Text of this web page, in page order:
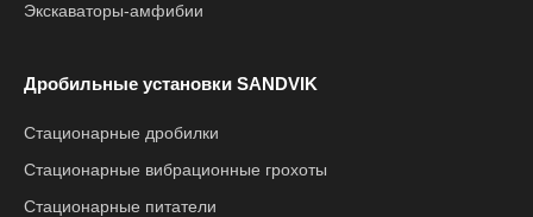
Экскаваторы-амфибии
Дробильные установки SANDVIK
Стационарные дробилки
Стационарные вибрационные грохоты
Стационарные питатели